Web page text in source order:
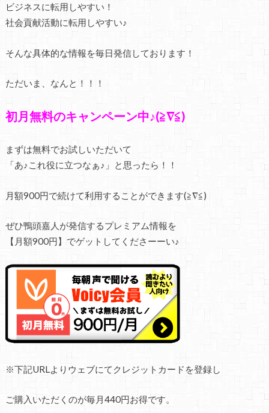
ビジネスに転用しやすい！
社会貢献活動に転用しやすい♪
そんな具体的な情報を毎日発信しております！
ただいま、なんと！！！
初月無料のキャンペーン中♪(≧∇≦)
まずは無料でお試しいただいて
「あ♪これ役に立つなぁ♪」と思ったら！！
月額900円で続けて利用することができます(≧∇≦)
ぜひ鴨頭嘉人が発信するプレミアム情報を
【月額900円】でゲットしてくださーーい♪
※下記URL よりウェブにてクレジットカードを登録し
ご購入いただくのが毎月440円お得です。